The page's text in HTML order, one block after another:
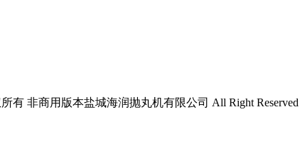
有 非商用版本盐城海润抛丸机有限公司 All Right Reserved